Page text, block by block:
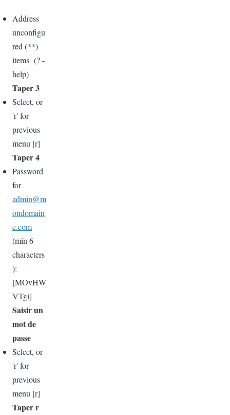
Address
unconfigu
red (**)
items (? -
help)
Taper 3
Select, or
'r' for
previous
menu [r]
Taper 4
Password
for
admin@m
ondomain
e.com
(min 6
characters
):
[MOvHW
VTgi]
Saisir un
mot de
passe
Select, or
'r' for
previous
menu [r]
Taper r